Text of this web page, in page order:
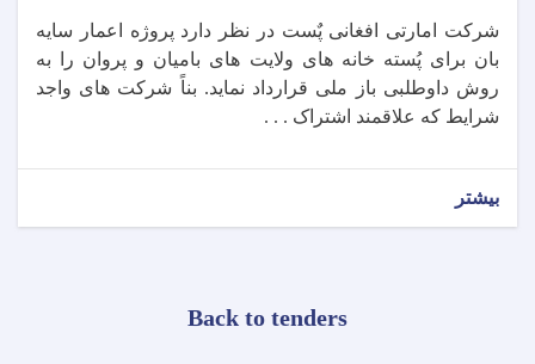
شرکت امارتی افغانی پٌست در نظر دارد پروژه اعمار سایه
بان برای پُسته خانه های ولایت های بامیان و پروان را به
روش داوطلبی باز ملی قرارداد نماید. بناً شرکت های واجد
شرایط که علاقمند اشتراک . . .
بیشتر
Back to tenders